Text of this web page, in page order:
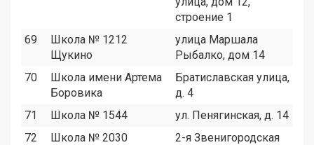
строение 1
69
Школа № 1212
Щукино
улица Маршала
Рыбалко, дом 14
70
Школа имени Артема
Боровика
Братиславская улица,
д. 4
71 Школа № 1544 ул. Пенягинская, д. 14
72
Школа № 2030
2-я Звенигородская